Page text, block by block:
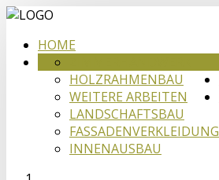
HOME
HOLZRAHMENBAU
WEITERE ARBEITEN
LANDSCHAFTSBAU
FASSADENVERKLEIDUNG
INNENAUSBAU